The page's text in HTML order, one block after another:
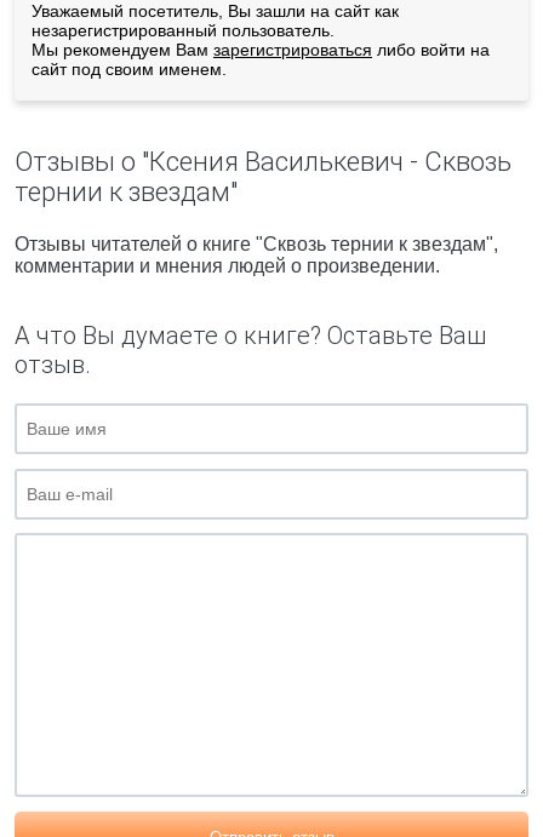
Уважаемый посетитель, Вы зашли на сайт как
незарегистрированный пользователь.
Мы рекомендуем Вам зарегистрироваться либо войти на
сайт под своим именем.
Отзывы о "Ксения Василькевич - Сквозь
тернии к звездам"
Отзывы читателей о книге "Сквозь тернии к звездам",
комментарии и мнения людей о произведении.
А что Вы думаете о книге? Оставьте Ваш
отзыв.